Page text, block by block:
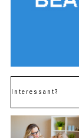
Interessant?